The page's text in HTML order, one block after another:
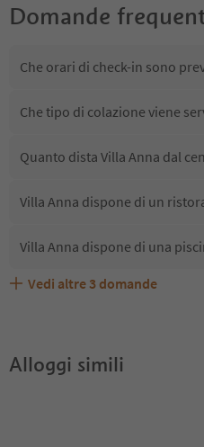
Domande
Che orari di check-in sono
Che tipo di colazione viene
Quanto dista Villa Anna dal
Villa Anna dispone di un
Villa Anna dispone di una
Villa Anna accetta animali
Quali servizi/attività sono
Gli ospiti di Villa Anna
Vedi altre 3 domande
Alloggi simili